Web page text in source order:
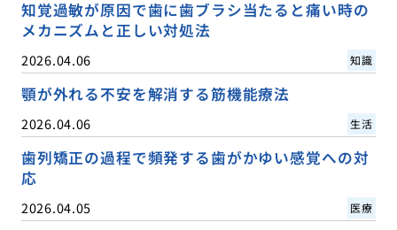
知覚過敏が原因で歯に歯ブラシ当たると痛い時の
メカニズムと正しい対処法
2026.04.06 知識
顎が外れる不安を解消する筋機能療法
2026.04.06 生活
歯列矯正の過程で頻発する歯がかゆい感覚への対
応
2026.04.05 医療